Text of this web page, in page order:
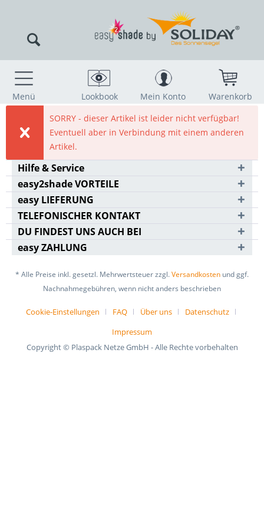
Menü Lookbook Mein Konto
Warenkorb
SORRY - dieser Artikel ist leider nicht verfügbar!
Eventuell aber in Verbindung mit einem anderen
Artikel.
Hilfe & Service
easy2shade VORTEILE
easy LIEFERUNG
TELEFONISCHER KONTAKT
DU FINDEST UNS AUCH BEI
easy ZAHLUNG
* Alle Preise inkl. gesetzl. Mehrwertsteuer zzgl.Versandkosten und ggf.
Nachnahmegebühren, wenn nicht anders beschrieben
Cookie-Einstellungen FAQ Über uns
Datenschutz
Impressum
Copyright © Plaspack Netze GmbH - Alle Rechte vorbehalten